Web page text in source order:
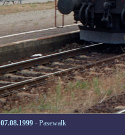
07.08.1999 - Pasewalk